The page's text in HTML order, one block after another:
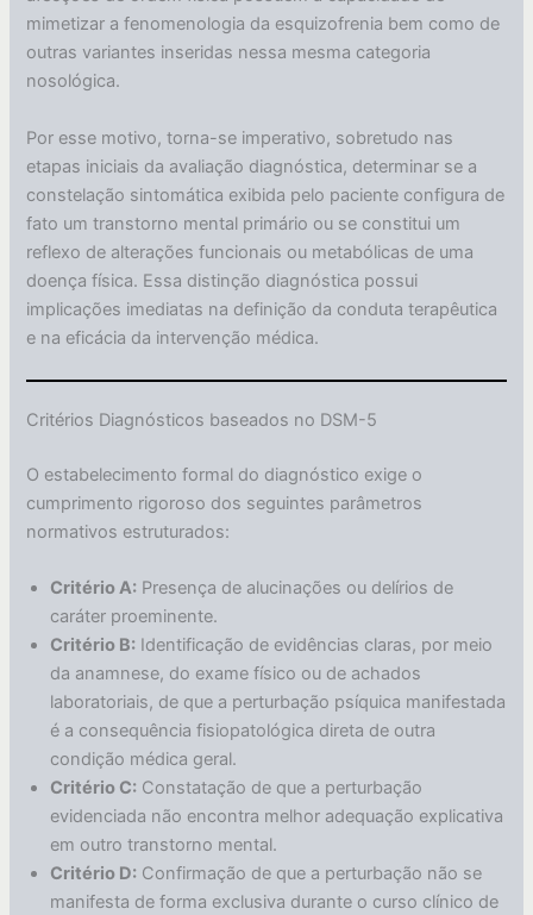
mimetizar a fenomenologia da esquizofrenia bem como de
outras variantes inseridas nessa mesma categoria
nosológica.
Por esse motivo, torna-se imperativo, sobretudo nas
etapas iniciais da avaliação diagnóstica, determinar se a
constelação sintomática exibida pelo paciente configura de
fato um transtorno mental primário ou se constitui um
reflexo de alterações funcionais ou metabólicas de uma
doença física. Essa distinção diagnóstica possui
implicações imediatas na definição da conduta terapêutica
e na eficácia da intervenção médica.
Critérios Diagnósticos baseados no DSM-5
O estabelecimento formal do diagnóstico exige o
cumprimento rigoroso dos seguintes parâmetros
normativos estruturados:
Critério A: Presença de alucinações ou delírios de
caráter proeminente.
Critério B: Identificação de evidências claras, por meio
da anamnese, do exame físico ou de achados
laboratoriais, de que a perturbação psíquica manifestada
é a consequência fisiopatológica direta de outra
condição médica geral.
Critério C: Constatação de que a perturbação
evidenciada não encontra melhor adequação explicativa
em outro transtorno mental.
Critério D: Confirmação de que a perturbação não se
manifesta de forma exclusiva durante o curso clínico de